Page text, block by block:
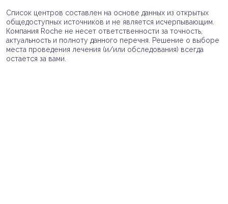
Список центров составлен на основе данных из открытых
общедоступных источников и не является исчерпывающим.
Компания Roche не несет ответственности за точность,
актуальность и полноту данного перечня. Решение о выборе
места проведения лечения (и/или обследования) всегда
остается за вами.